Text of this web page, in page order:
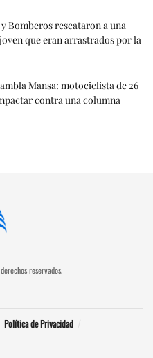
Bomberos rescataron a una
que eran arrastrados por la
Mansa: motociclista de 26
contra una columna
reservados.
Política de Privacidad